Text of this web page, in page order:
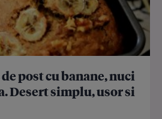
post cu banane, nuci
Desert simplu, usor si